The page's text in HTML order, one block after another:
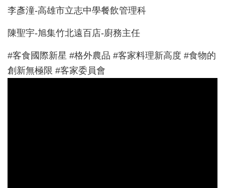
李彥潼-高雄市立志中學餐飲管理科
陳聖宇-旭集竹北遠百店-廚務主任
#客食國際新星 #格外農品 #客家料理新高度 #食物的
創新無極限 #客家委員會